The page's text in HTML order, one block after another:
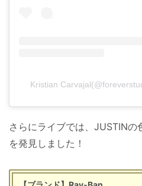
Kristian
さらにライブでは、JUSTIN
を発見しました！